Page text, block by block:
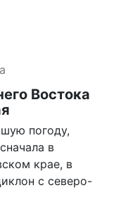
Востока
погоду,
в
крае, в
с северо-